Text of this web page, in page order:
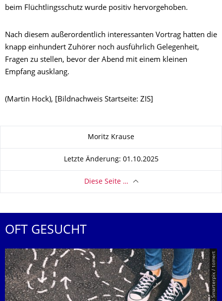
beim Flüchtlingsschutz wurde positiv hervorgehoben.
Nach diesem außerordentlich interessanten Vortrag hatten die
knapp einhundert Zuhörer noch ausführlich Gelegenheit,
Fragen zu stellen, bevor der Abend mit einem kleinen
Empfang ausklang.
(Martin Hock), [Bildnachweis Startseite: ZIS]
Moritz Krause
Letzte Änderung: 01.10.2025
Diese Seite …
OFT GESUCHT
© Smarterpix / tomert